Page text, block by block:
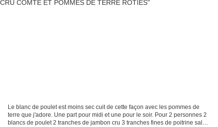
Le blanc de poulet est moins sec cuit de cette façon avec les pommes de
terre que j'adore. Une part pour midi et une pour le soir. Pour 2 personnes 2
blancs de poulet 2 tranches de jambon cru 3 tranches fines de poitrine salée